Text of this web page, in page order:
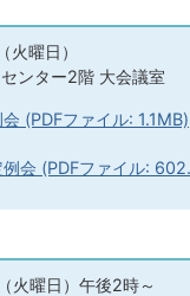
曜日）
ンター2階 大会議室
(PDFファイル: 1.1MB)
会 (PDFファイル:
火曜日）午後2時～